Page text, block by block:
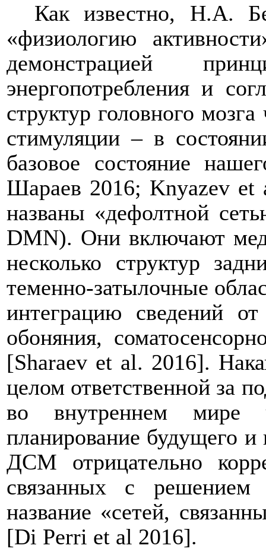
Как известно, Н.А.
«физиологию
демонстрацией
энергопотребления и
структур головного
стимуляции – в
базовое состояние
Шараев 2016; Knyazev
названы «дефолтной
DMN). Они включают
несколько структур
теменно-затылочные
интеграцию сведений
обоняния,
[Sharaev et al. 2016].
целом ответственной за
во внутреннем мире
планирование будущего
ДСМ отрицательно
связанных с решением
название «сетей,
[Di Perri et al 2016].